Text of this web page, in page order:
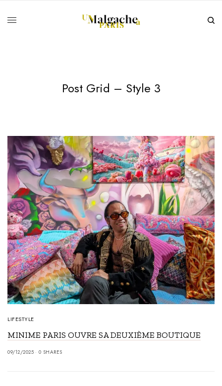
Post Grid – Style 3
LIFESTYLE
MINIME PARIS OUVRE SA DEUXIÈME BOUTIQUE
09/12/2025 0 SHARES